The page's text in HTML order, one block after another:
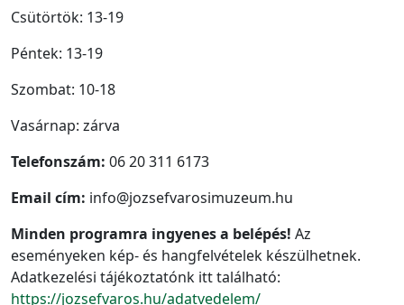
Csütörtök: 13-19
Péntek: 13-19
Szombat: 10-18
Vasárnap: zárva
Telefonszám: 06 20 311 6173
Email cím: info@jozsefvarosimuzeum.hu
Minden programra ingyenes a belépés! Az
eseményeken kép- és hangfelvételek készülhetnek.
Adatkezelési tájékoztatónk itt található:
https://jozsefvaros.hu/adatvedelem/